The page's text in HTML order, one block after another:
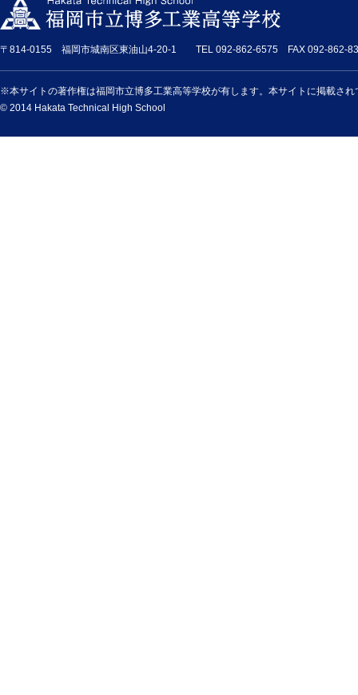
〒814-0155 福岡市城南区東油山4-20-1 TEL 092-862-6575 FAX 092-862-
※本サイトの著作権は福岡市立博多工業高等学校が有します。本サイトに掲載さ
© 2014 Hakata Technical High School